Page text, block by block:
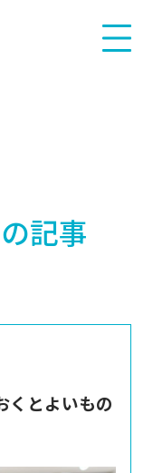
記事
くとよいもの